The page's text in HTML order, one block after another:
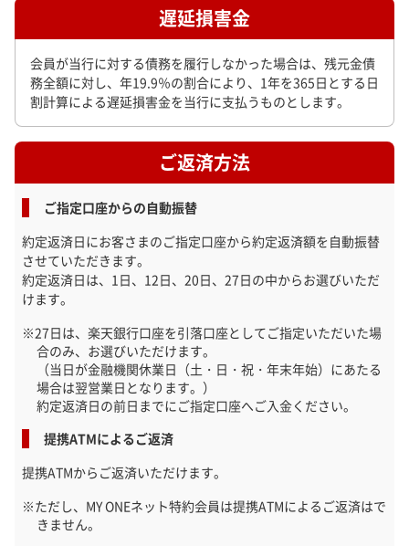
遅延損害金
会員が当行に対する債務を履行しなかった場合は、残元金債
務全額に対し、年19.9％の割合により、1年を365日とする日
割計算による遅延損害金を当行に支払うものとします。
ご返済方法
ご指定口座からの自動振替
約定返済日にお客さまのご指定口座から約定返済額を自動振替
させていただきます。
約定返済日は、1日、12日、20日、27日の中からお選びいただ
けます。
27日は、楽天銀行口座を引落口座としてご指定いただいた場
合のみ、お選びいただけます。
（当日が金融機関休業日（土・日・祝・年末年始）にあたる
場合は翌営業日となります。）
約定返済日の前日までにご指定口座へご入金ください。
提携ATMによるご返済
提携ATMからご返済いただけます。
ただし、MY ONEネット特約会員は提携ATMによるご返済はで
きません。